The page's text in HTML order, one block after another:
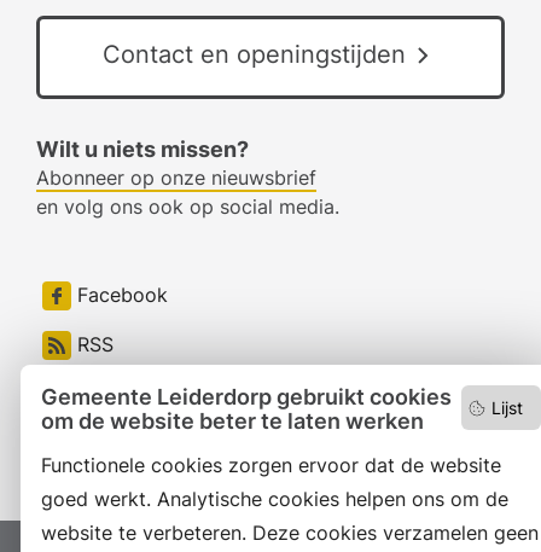
Lijst
Gemeente Leiderdorp gebruikt cookies
om de website beter te laten werken
Functionele cookies zorgen ervoor dat de website
goed werkt. Analytische cookies helpen ons om de
website te verbeteren. Deze cookies verzamelen geen
Contact en openingstijden
Wilt u niets missen?
Abonneer op onze nieuwsbrief
en volg ons ook op social media.
Facebook
RSS
LinkedIn